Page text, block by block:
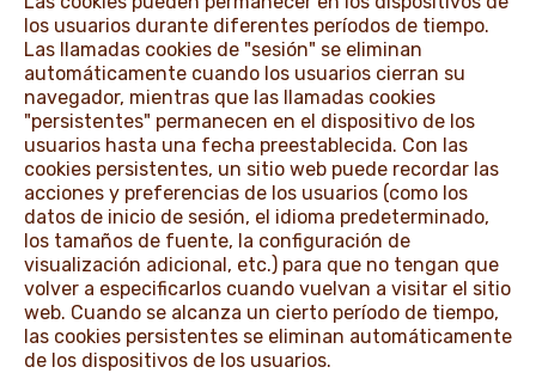
los usuarios durante diferentes períodos de tiempo.
Las llamadas cookies de "sesión" se eliminan
automáticamente cuando los usuarios cierran su
navegador, mientras que las llamadas cookies
"persistentes" permanecen en el dispositivo de los
usuarios hasta una fecha preestablecida. Con las
cookies persistentes, un sitio web puede recordar las
acciones y preferencias de los usuarios (como los
datos de inicio de sesión, el idioma predeterminado,
los tamaños de fuente, la configuración de
visualización adicional, etc.) para que no tengan que
volver a especificarlos cuando vuelvan a visitar el sitio
web. Cuando se alcanza un cierto período de tiempo,
las cookies persistentes se eliminan automáticamente
de los dispositivos de los usuarios.